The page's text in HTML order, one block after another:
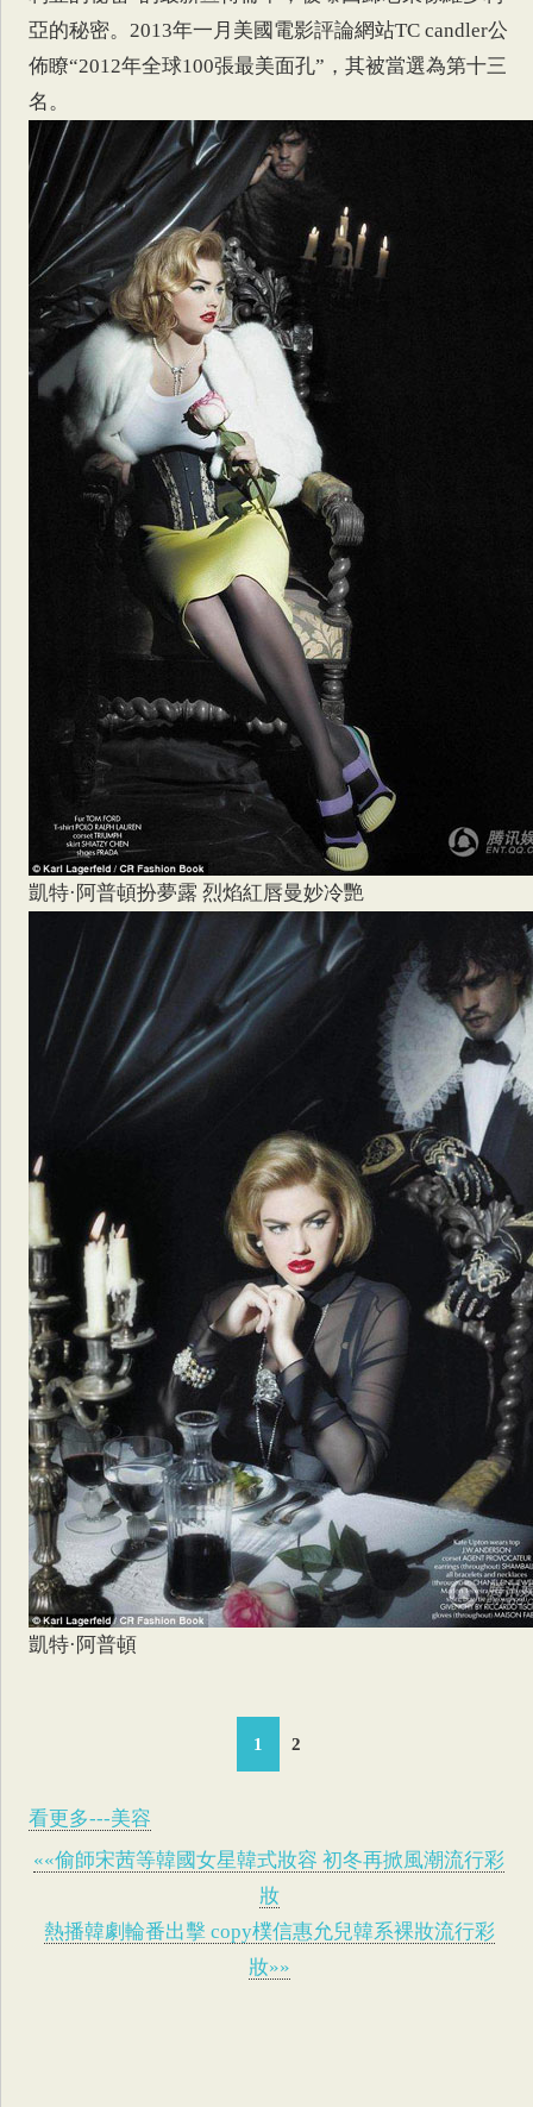
亞的秘密。2013年一月美國電影評論網站TC candler公
佈瞭“2012年全球100張最美面孔”，其被當選為第十三
名。
凱特·阿普頓扮夢露 烈焰紅唇曼妙冷艷
凱特·阿普頓
1 2
看更多---美容
««偷師宋茜等韓國女星韓式妝容 初冬再掀風潮流行彩
妝
熱播韓劇輪番出擊 copy樸信惠允兒韓系裸妝流行彩
妝»»